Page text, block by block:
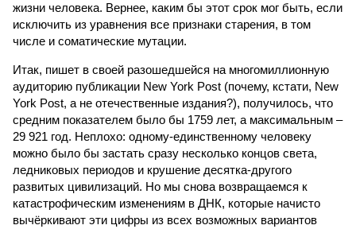
жизни человека. Вернее, каким бы этот срок мог быть, если
исключить из уравнения все признаки старения, в том
числе и соматические мутации.
Итак, пишет в своей разошедшейся на многомиллионную
аудиторию публикации New York Post (почему, кстати, New
York Post, а не отечественные издания?), получилось, что
средним показателем было бы 1759 лет, а максимальным –
29 921 год. Неплохо: одному-единственному человеку
можно было бы застать сразу несколько концов света,
ледниковых периодов и крушение десятка-другого
развитых цивилизаций. Но мы снова возвращаемся к
катастрофическим изменениям в ДНК, которые начисто
вычёркивают эти цифры из всех возможных вариантов